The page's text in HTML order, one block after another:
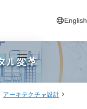
English
新しいタ
メニュー
ル変革
アーキテクチャ設計